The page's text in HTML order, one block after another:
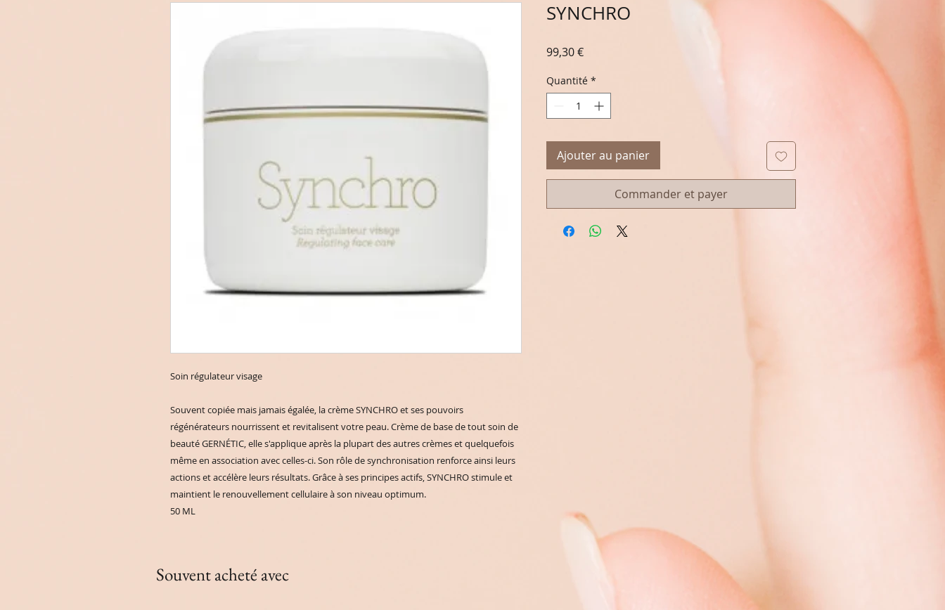
Soin régulateur visage
Souvent copiée mais jamais égalée, la crème SYNCHRO et ses pouvoirs
régénérateurs nourrissent et revitalisent votre peau. Crème de base de tout soin de
beauté GERNÉTIC, elle s'applique après la plupart des autres crèmes et quelquefois
même en association avec celles-ci. Son rôle de synchronisation renforce ainsi leurs
actions et accélère leurs résultats. Grâce à ses principes actifs, SYNCHRO stimule et
maintient le renouvellement cellulaire à son niveau optimum.
50 ML
SYNCHRO
99,30 €Prix
Quantité *
Ajouter au panier
Commander et payer
Souvent acheté avec